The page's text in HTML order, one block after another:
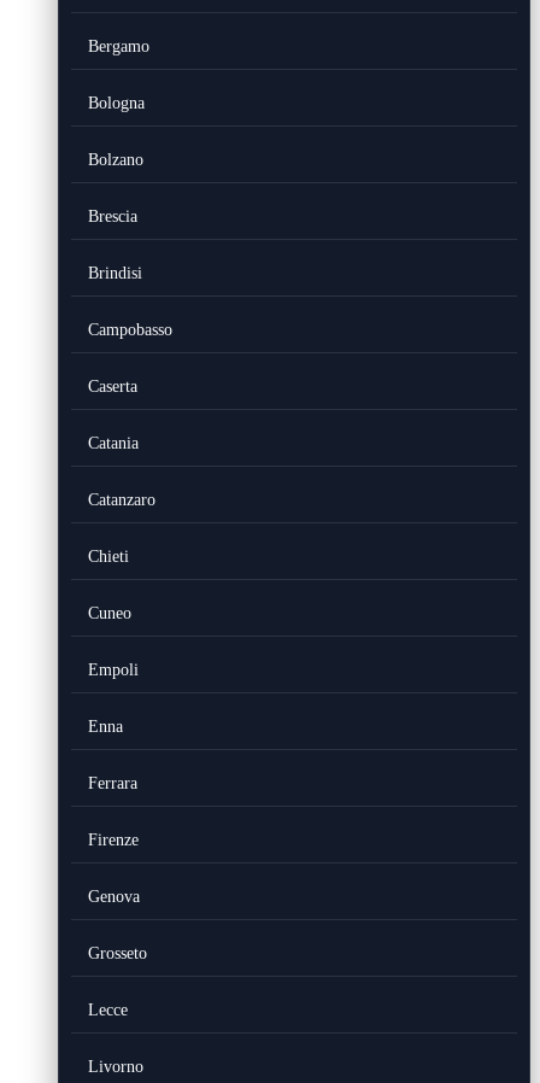
Bergamo
Bologna
Bolzano
Brescia
Brindisi
Campobasso
Caserta
Catania
Catanzaro
Chieti
Cuneo
Empoli
Enna
Ferrara
Firenze
Genova
Grosseto
Lecce
Livorno